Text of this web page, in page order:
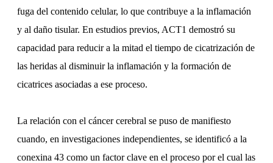
fuga del contenido celular, lo que contribuye a la inflamación
y al daño tisular. En estudios previos, ACT1 demostró su
capacidad para reducir a la mitad el tiempo de cicatrización de
las heridas al disminuir la inflamación y la formación de
cicatrices asociadas a ese proceso.
La relación con el cáncer cerebral se puso de manifiesto
cuando, en investigaciones independientes, se identificó a la
conexina 43 como un factor clave en el proceso por el cual las